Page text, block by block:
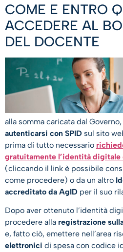
COME E ENTRO
ACCEDERE AL
DEL DOCENTE
alla somma caricata dal Governo,
autenticarsi con SPID sul sito
prima di tutto necessario
gratuitamente l’identità digitale
(cliccando il link è possibile
come procedere) o da un altro
accreditato da AgID per il suo
Dopo aver ottenuto l’identità
procedere alla registrazione
e, fatto ciò, emettere nell’area
elettronici di spesa con codice